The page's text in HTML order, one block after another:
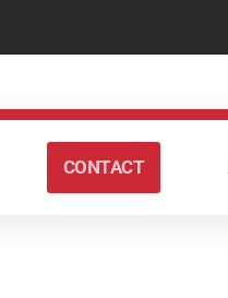
CONTACT